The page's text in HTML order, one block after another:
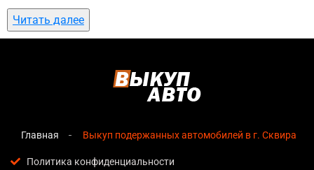
ожидание. С нами вы можете
автомобилей в г. Сквиравсего за 1 день.
подержанных автомобилей в г. Сквира
озвучивается сразу после обращения, без скрытых
Прозрачные условия— все этапы сделки полностью
Читать далее
Главная Выкуп подержанных автомобилей в г. Сквира
Политика конфиденциальности